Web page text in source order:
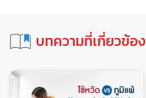
บทความที่เกี่ยวข้อง